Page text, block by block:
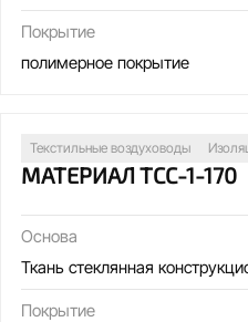
Покрытие
полимерное покрытие
Текстильные воздуховоды
МАТЕРИАЛ ТСС-1-170
Основа
Ткань стеклянная
Покрытие